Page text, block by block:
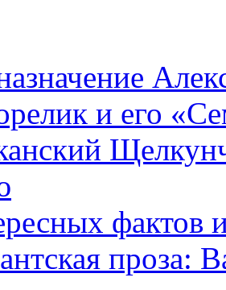
и его
фактов
проза: